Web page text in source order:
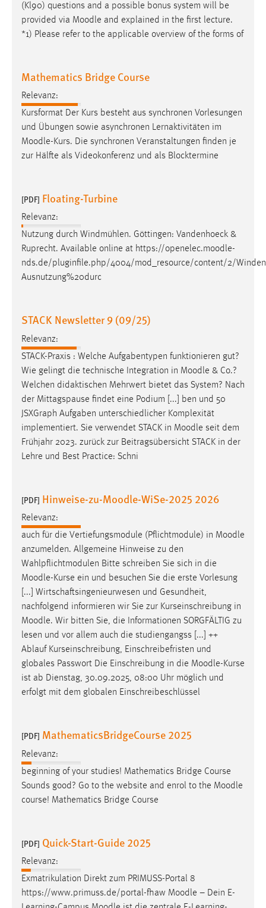
(Kl90) questions and a possible bonus system will be
provided via Moodle and explained in the first lecture.
*1) Please refer to the applicable overview of the forms of
Mathematics Bridge Course
Relevanz:
Kursformat Der Kurs besteht aus synchronen Vorlesungen
und Übungen sowie asynchronen Lernaktivitäten im
Moodle-Kurs. Die synchronen Veranstaltungen finden je
zur Hälfte als Videokonferenz und als Blocktermine
[PDF] Floating-Turbine
Relevanz:
Nutzung durch Windmühlen. Göttingen: Vandenhoeck &
Ruprecht. Available online at https://openelec.moodle-
nds.de/pluginfile.php/4004/mod_resource/content/2/
Ausnutzung%20durc
STACK Newsletter 9 (09/25)
Relevanz:
STACK-Praxis : Welche Aufgabentypen funktionieren gut?
Wie gelingt die technische Integration in Moodle & Co.?
Welchen didaktischen Mehrwert bietet das System? Nach
der Mittagspause findet eine Podium [...] ben und 50
JSXGraph Aufgaben unterschiedlicher Komplexität
implementiert. Sie verwendet STACK in Moodle seit dem
Frühjahr 2023. zurück zur Beitragsübersicht STACK in der
Lehre und Best Practice: Schni
[PDF] Hinweise-zu-Moodle-WiSe-2025 2026
Relevanz:
auch für die Vertiefungsmodule (Pflichtmodule) in Moodle
anzumelden. Allgemeine Hinweise zu den
Wahlpflichtmodulen Bitte schreiben Sie sich in die
Moodle-Kurse ein und besuchen Sie die erste Vorlesung
[...] Wirtschaftsingenieurwesen und Gesundheit,
nachfolgend informieren wir Sie zur Kurseinschreibung in
Moodle. Wir bitten Sie, die Informationen SORGFÄLTIG zu
lesen und vor allem auch die studiengangss [...] ++
Ablauf Kurseinschreibung, Einschreibefristen und
globales Passwort Die Einschreibung in die Moodle-Kurse
ist ab Dienstag, 30.09.2025, 08:00 Uhr möglich und
erfolgt mit dem globalen Einschreibeschlüssel
[PDF] MathematicsBridgeCourse 2025
Relevanz:
beginning of your studies! Mathematics Bridge Course
Sounds good? Go to the website and enrol to the Moodle
course! Mathematics Bridge Course
[PDF] Quick-Start-Guide 2025
Relevanz:
Exmatrikulation Direkt zum PRIMUSS-Portal 8
https://www.primuss.de/portal-fhaw Moodle – Dein E-
5e9dbeb1811c0446 = Sitzungslaufzeit, mibew_locale = 3
Jahre, MIBEW_UserID = 1 Jahr
Name:
fe_user, be_user, be_lastLoginProvider
Zweck:
Dieser Cookie ist notwendig um sich an der Website
einloggen zu können.
STATISTIK
Statistik Cookies erfassen Informationen anonym.
Diese Informationen helfen uns zu verstehen, wie
unsere Besucher unsere Website nutzen.
Name:
_pk_ref, _pk_cvar, _pk_id, _pk_ses
Zweck:
Zugriffsstatistik
Cookie Laufzeit:
Max. 13 Monate
MARKETING
Sie tun dies, indem sie Besucher über Websites
hinweg verfolgen.
Google Ads
Name:
_gcl_au
Anbieter:
Google Ireland Limited
Zweck:
Conversion-Tracking
Cookie Laufzeit:
3 Monate
Anbieter:
Facebook
3 Monate